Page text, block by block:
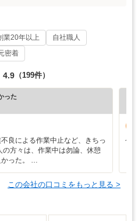
業20年以上
自社職人
密着
4.9 （199件）
った
良による作業中止など、きちっ
方々は、作業中は勿論、休憩
った。 …
今
この会社の口コミをもっと見る >